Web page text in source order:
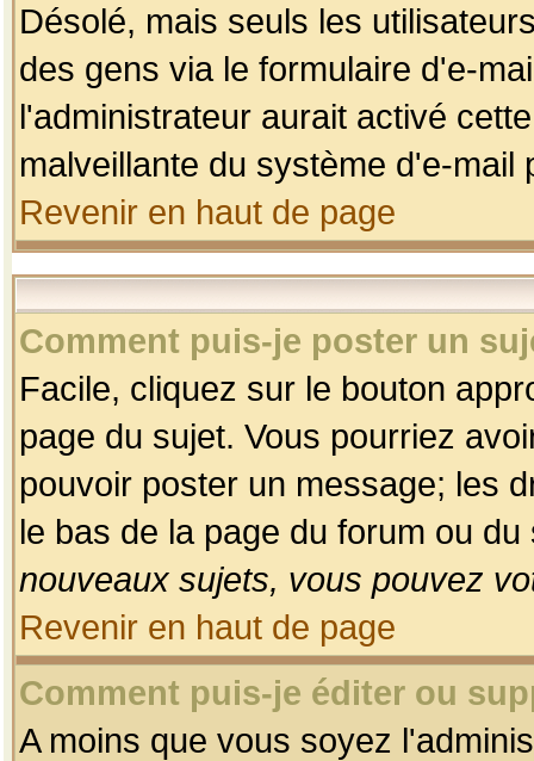
Désolé, mais seuls les
des gens via le formulaire d'e-
l'administrateur aurait activé
malveillante du système d'e-
Revenir en haut de page
Comment puis-je poster un
Facile, cliquez sur le bouton
page du sujet. Vous pourriez
pouvoir poster un message; les
le bas de la page du forum ou
nouveaux sujets, vous pouvez
Revenir en haut de page
Comment puis-je éditer ou
A moins que vous soyez